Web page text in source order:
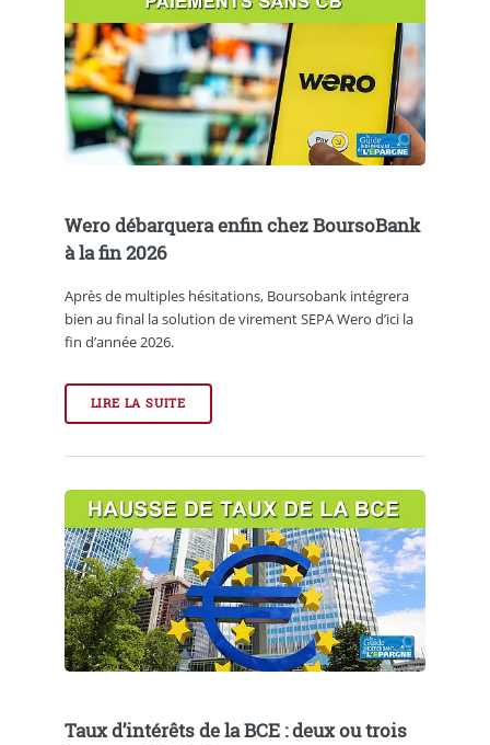
Wero débarquera enfin chez BoursoBank
à la fin 2026
Après de multiples hésitations, Boursobank intégrera
bien au final la solution de virement SEPA Wero d’ici la
fin d’année 2026.
LIRE LA SUITE
Taux d’intérêts de la BCE : deux ou trois